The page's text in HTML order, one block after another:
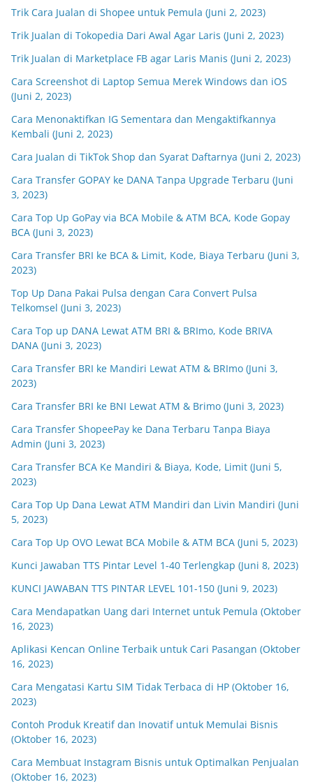
Trik Cara Jualan di Shopee untuk Pemula (Juni 2, 2023)
Trik Jualan di Tokopedia Dari Awal Agar Laris (Juni 2, 2023)
Trik Jualan di Marketplace FB agar Laris Manis (Juni 2, 2023)
Cara Screenshot di Laptop Semua Merek Windows dan iOS
(Juni 2, 2023)
Cara Menonaktifkan IG Sementara dan Mengaktifkannya
Kembali (Juni 2, 2023)
Cara Jualan di TikTok Shop dan Syarat Daftarnya (Juni 2, 2023)
Cara Transfer GOPAY ke DANA Tanpa Upgrade Terbaru (Juni
3, 2023)
Cara Top Up GoPay via BCA Mobile & ATM BCA, Kode Gopay
BCA (Juni 3, 2023)
Cara Transfer BRI ke BCA & Limit, Kode, Biaya Terbaru (Juni 3,
2023)
Top Up Dana Pakai Pulsa dengan Cara Convert Pulsa
Telkomsel (Juni 3, 2023)
Cara Top up DANA Lewat ATM BRI & BRImo, Kode BRIVA
DANA (Juni 3, 2023)
Cara Transfer BRI ke Mandiri Lewat ATM & BRImo (Juni 3,
2023)
Cara Transfer BRI ke BNI Lewat ATM & Brimo (Juni 3, 2023)
Cara Transfer ShopeePay ke Dana Terbaru Tanpa Biaya
Admin (Juni 3, 2023)
Cara Transfer BCA Ke Mandiri & Biaya, Kode, Limit (Juni 5,
2023)
Cara Top Up Dana Lewat ATM Mandiri dan Livin Mandiri (Juni
5, 2023)
Cara Top Up OVO Lewat BCA Mobile & ATM BCA (Juni 5, 2023)
Kunci Jawaban TTS Pintar Level 1-40 Terlengkap (Juni 8, 2023)
KUNCI JAWABAN TTS PINTAR LEVEL 101-150 (Juni 9, 2023)
Cara Mendapatkan Uang dari Internet untuk Pemula (Oktober
16, 2023)
Aplikasi Kencan Online Terbaik untuk Cari Pasangan (Oktober
16, 2023)
Cara Mengatasi Kartu SIM Tidak Terbaca di HP (Oktober 16,
2023)
Contoh Produk Kreatif dan Inovatif untuk Memulai Bisnis
(Oktober 16, 2023)
Cara Membuat Instagram Bisnis untuk Optimalkan Penjualan
(Oktober 16, 2023)